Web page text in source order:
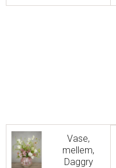
Vase,
mellem,
Daggry